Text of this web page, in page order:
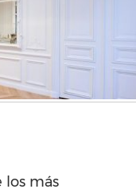
los más